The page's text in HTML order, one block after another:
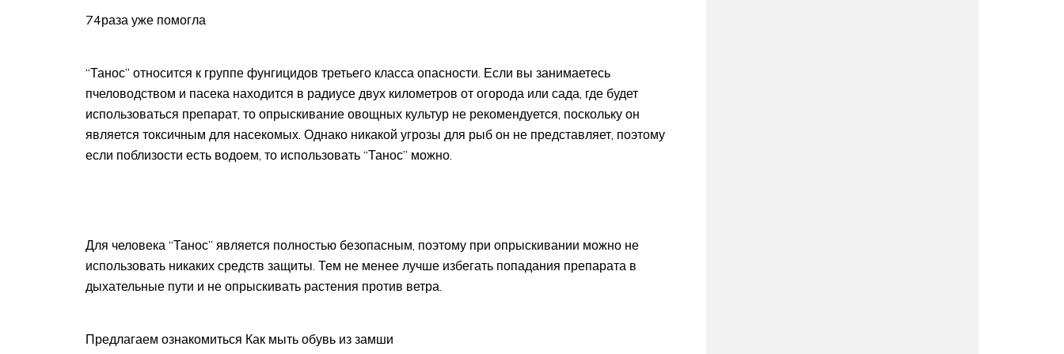
74раза уже помогла
“Танос” относится к группе фунгицидов третьего класса опасности. Если вы занимаетесь
пчеловодством и пасека находится в радиусе двух километров от огорода или сада, где будет
использоваться препарат, то опрыскивание овощных культур не рекомендуется, поскольку он
является токсичным для насекомых. Однако никакой угрозы для рыб он не представляет, поэтому
если поблизости есть водоем, то использовать “Танос” можно.
Для человека “Танос” является полностью безопасным, поэтому при опрыскивании можно не
использовать никаких средств защиты. Тем не менее лучше избегать попадания препарата в
дыхательные пути и не опрыскивать растения против ветра.
Предлагаем ознакомиться Как мыть обувь из замши